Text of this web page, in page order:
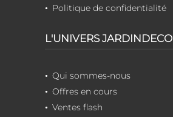
Politique de confidentialité
L'UNIVERS JARDINDECO
Qui sommes-nous
Offres en cours
Ventes flash